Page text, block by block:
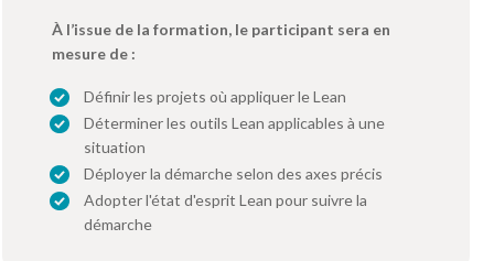
À l’issue de la formation, le participant sera en
mesure de :
Définir les projets où appliquer le Lean
Déterminer les outils Lean applicables à une
situation
Déployer la démarche selon des axes précis
Adopter l'état d'esprit Lean pour suivre la
démarche